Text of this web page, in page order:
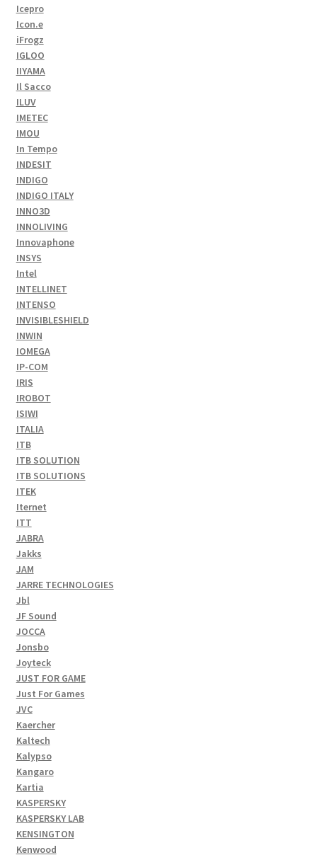
Icepro
Icon.e
iFrogz
IGLOO
IIYAMA
Il Sacco
ILUV
IMETEC
IMOU
In Tempo
INDESIT
INDIGO
INDIGO ITALY
INNO3D
INNOLIVING
Innovaphone
INSYS
Intel
INTELLINET
INTENSO
INVISIBLESHIELD
INWIN
IOMEGA
IP-COM
IRIS
IROBOT
ISIWI
ITALIA
ITB
ITB SOLUTION
ITB SOLUTIONS
ITEK
Iternet
ITT
JABRA
Jakks
JAM
JARRE TECHNOLOGIES
Jbl
JF Sound
JOCCA
Jonsbo
Joyteck
JUST FOR GAME
Just For Games
JVC
Kaercher
Kaltech
Kalypso
Kangaro
Kartia
KASPERSKY
KASPERSKY LAB
KENSINGTON
Kenwood